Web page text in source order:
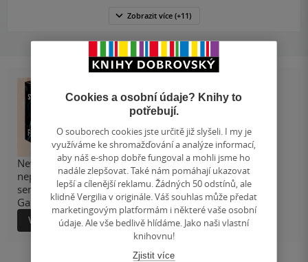
Zobrazit více(+11)
Nevěř nikomu. Lži každému. Nezamiluj se do svého
nepřítele. Předobjednejte si dystopickou romantasy
senzaci, která potěší fanoušky Čtvrtého křídla i Hunger
Games.
Více informací
Cookies a osobní údaje? Knihy to
potřebují.
O souborech cookies jste určitě již slyšeli. I my je
využíváme ke shromažďování a analýze informací,
aby náš e-shop dobře fungoval a mohli jsme ho
nadále zlepšovat. Také nám pomáhají ukazovat
lepší a cílenější reklamu. Žádných 50 odstínů, ale
klidně Vergilia v originále. Váš souhlas může předat
marketingovým platformám i některé vaše osobní
údaje. Ale vše bedlivě hlídáme. Jako naši vlastní
knihovnu!
Zjistit více